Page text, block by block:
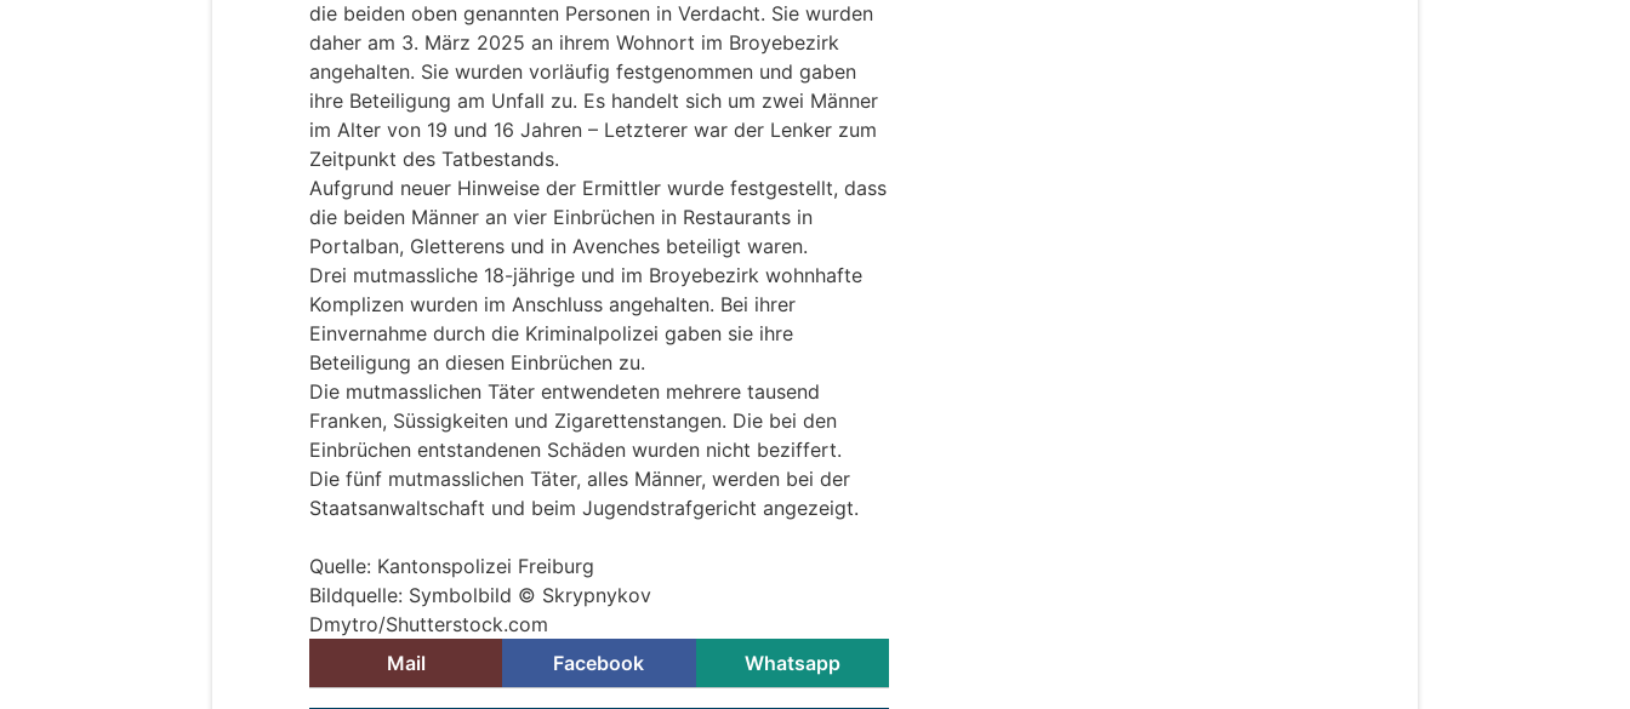
die beiden oben genannten Personen in Verdacht. Sie wurden
daher am 3. März 2025 an ihrem Wohnort im Broyebezirk
angehalten. Sie wurden vorläufig festgenommen und gaben
ihre Beteiligung am Unfall zu. Es handelt sich um zwei Männer
im Alter von 19 und 16 Jahren – Letzterer war der Lenker zum
Zeitpunkt des Tatbestands.
Aufgrund neuer Hinweise der Ermittler wurde festgestellt, dass
die beiden Männer an vier Einbrüchen in Restaurants in
Portalban, Gletterens und in Avenches beteiligt waren.
Drei mutmassliche 18-jährige und im Broyebezirk wohnhafte
Komplizen wurden im Anschluss angehalten. Bei ihrer
Einvernahme durch die Kriminalpolizei gaben sie ihre
Beteiligung an diesen Einbrüchen zu.
Die mutmasslichen Täter entwendeten mehrere tausend
Franken, Süssigkeiten und Zigarettenstangen. Die bei den
Einbrüchen entstandenen Schäden wurden nicht beziffert.
Die fünf mutmasslichen Täter, alles Männer, werden bei der
Staatsanwaltschaft und beim Jugendstrafgericht angezeigt.
Quelle: Kantonspolizei Freiburg
Bildquelle: Symbolbild © Skrypnykov
Dmytro/Shutterstock.com
Mail
Facebook Whatsapp